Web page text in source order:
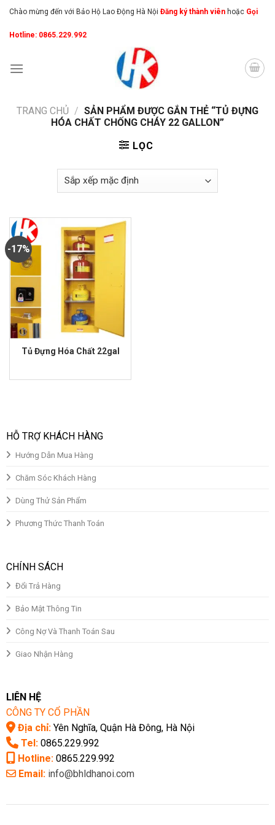
Skip
content
Chào mừng đến với Bảo Hộ Lao Động Hà Nội Đăng ký thành viên hoặc Gọi
Hotline: 0865.229.992
TRANG CHỦ / SẢN PHẨM ĐƯỢC GẮN THẺ “TỦ ĐỰNG
HÓA CHẤT CHỐNG CHÁY 22 GALLON”
LỌC
-17%
Tủ Đựng Hóa Chất 22gal
gốc
hiện
HỖ TRỢ KHÁCH HÀNG
Hướng Dẫn Mua Hàng
Chăm Sóc Khách Hàng
Dùng Thử Sản Phẩm
Phương Thức Thanh Toán
CHÍNH SÁCH
Đổi Trả Hàng
Bảo Mật Thông Tin
Công Nợ Và Thanh Toán Sau
Giao Nhận Hàng
LIÊN HỆ
CÔNG TY CỔ PHẦN
Địa chỉ:Yên Nghĩa, Quận Hà Đông, Hà Nội
Tel:0865.229.992
Hotline:0865.229.992
Email: info@bhldhanoi.com